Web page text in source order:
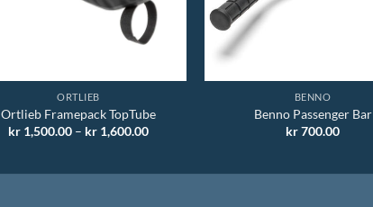
ORTLIEB
Ortlieb Framepack TopTube
kr 1,500.00 – kr 1,600.00Prisområde:
BENNO
Benno Passenger Bar
kr700.00